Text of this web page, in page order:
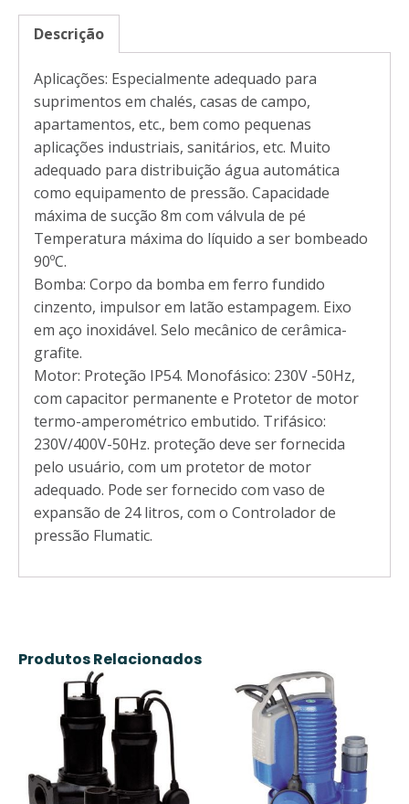
Descrição
Aplicações: Especialmente adequado para
suprimentos em chalés, casas de campo,
apartamentos, etc., bem como pequenas
aplicações industriais, sanitários, etc. Muito
adequado para distribuição água automática
como equipamento de pressão. Capacidade
máxima de sucção 8m com válvula de pé
Temperatura máxima do líquido a ser bombeado
90ºC.
Bomba: Corpo da bomba em ferro fundido
cinzento, impulsor em latão estampagem. Eixo
em aço inoxidável. Selo mecânico de cerâmica-
grafite.
Motor: Proteção IP54. Monofásico: 230V -50Hz,
com capacitor permanente e Protetor de motor
termo-amperométrico embutido. Trifásico:
230V/400V-50Hz. proteção deve ser fornecida
pelo usuário, com um protetor de motor
adequado. Pode ser fornecido com vaso de
expansão de 24 litros, com o Controlador de
pressão Flumatic.
Produtos Relacionados